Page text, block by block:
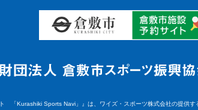
「Kurashiki Sports Navi」』は、ワイズ・スポーツ株式会社の提供